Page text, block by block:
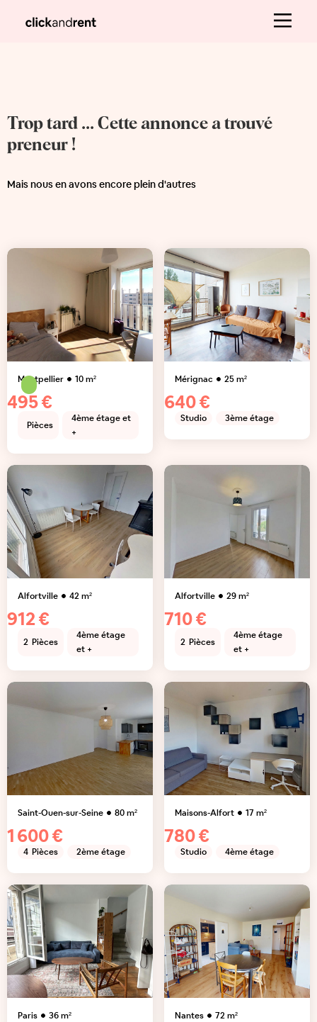
Trop tard ... Cette annonce a trouvé
preneur !
Mais nous en avons encore plein d'autres
Montpellier 10m²
495 €
Pièces
4ème étage et
+
Mérignac 25m²
640 €
Studio 3ème étage
Alfortville 42m²
912 €
2 Pièces
4ème étage
et +
Alfortville 29m²
710 €
2 Pièces
4ème étage
et +
Saint-Ouen-sur-Seine 80m²
1 600 €
4 Pièces 2ème étage
Maisons-Alfort 17m²
780 €
Studio 4ème étage
Paris 36m² Nantes 72m²